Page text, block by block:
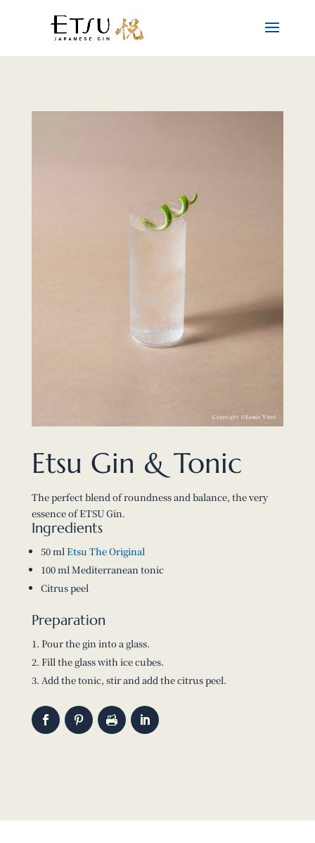
Etsu Gin & Tonic
The perfect blend of roundness and balance, the very
essence of ETSU Gin.
Ingredients
50 mlEtsu The Original
100 ml Mediterranean tonic
Citrus peel
Preparation
Pour the gin into a glass.
Fill the glass with ice cubes.
Add the tonic, stir and add the citrus peel.